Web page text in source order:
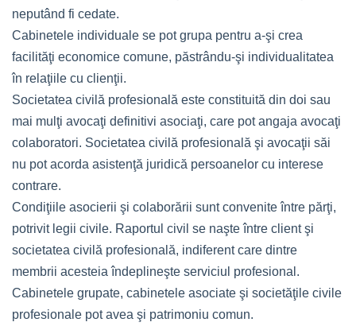
neputând fi cedate.
Cabinetele individuale se pot grupa pentru a-şi crea
facilităţi economice comune, păstrându-şi individualitatea
în relaţiile cu clienţii.
Societatea civilă profesională este constituită din doi sau
mai mulţi avocaţi definitivi asociaţi, care pot angaja avocaţi
colaboratori. Societatea civilă profesională şi avocaţii săi
nu pot acorda asistenţă juridică persoanelor cu interese
contrare.
Condiţiile asocierii şi colaborării sunt convenite între părţi,
potrivit legii civile. Raportul civil se naşte între client şi
societatea civilă profesională, indiferent care dintre
membrii acesteia îndeplineşte serviciul profesional.
Cabinetele grupate, cabinetele asociate şi societăţile civile
profesionale pot avea şi patrimoniu comun.